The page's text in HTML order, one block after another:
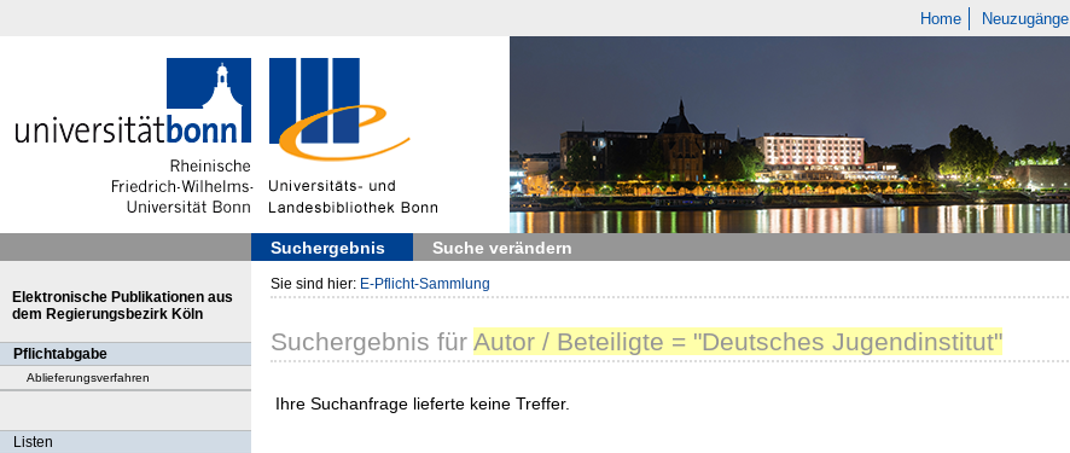
Home Neuzugänge
Suchergebnis Suche verändern
Elektronische Publikationen aus
dem Regierungsbezirk Köln
Pflichtabgabe
Ablieferungsverfahren
Listen
Sie sind hier: E-Pflicht-Sammlung
Suchergebnis für Autor / Beteiligte = "Deutsches Jugendinstitut"
Ihre Suchanfrage lieferte keine Treffer.